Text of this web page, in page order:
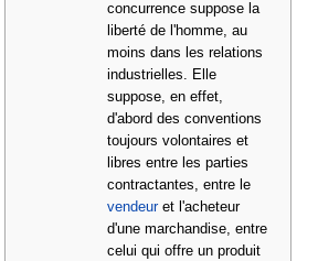
concurrence suppose la
liberté de l'homme, au
moins dans les relations
industrielles. Elle
suppose, en effet,
d'abord des conventions
toujours volontaires et
libres entre les parties
contractantes, entre le
vendeuret l'acheteur
d'une marchandise, entre
celui qui offre un produit